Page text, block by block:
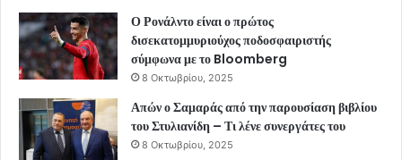
Ο Ρονάλντο είναι ο πρώτος
δισεκατομμυριούχος ποδοσφαιριστής
σύμφωνα με το Bloomberg
8 Οκτωβρίου, 2025
Απών ο Σαμαράς από την παρουσίαση βιβλίου
του Στυλιανίδη – Τι λένε συνεργάτες του
8 Οκτωβρίου, 2025